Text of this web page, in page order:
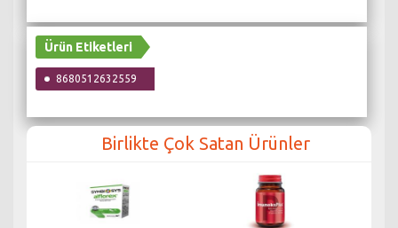
Ürün Etiketleri
8680512632559
Birlikte Çok Satan Ürünler